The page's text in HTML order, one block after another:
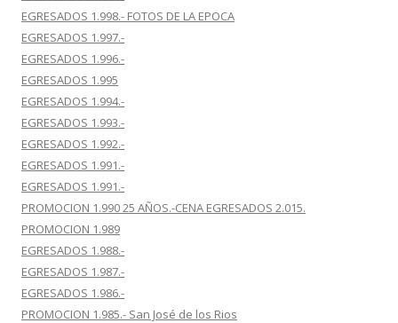
EGRESADOS 1.998.- FOTOS DE LA EPOCA
EGRESADOS 1.997.-
EGRESADOS 1.996.-
EGRESADOS 1.995
EGRESADOS 1.994.-
EGRESADOS 1.993.-
EGRESADOS 1.992.-
EGRESADOS 1.991.-
EGRESADOS 1.991.-
PROMOCION 1.990 25 AÑOS.-CENA EGRESADOS 2.015.
PROMOCION 1.989
EGRESADOS 1.988.-
EGRESADOS 1.987.-
EGRESADOS 1.986.-
PROMOCION 1.985.- San José de los Rios